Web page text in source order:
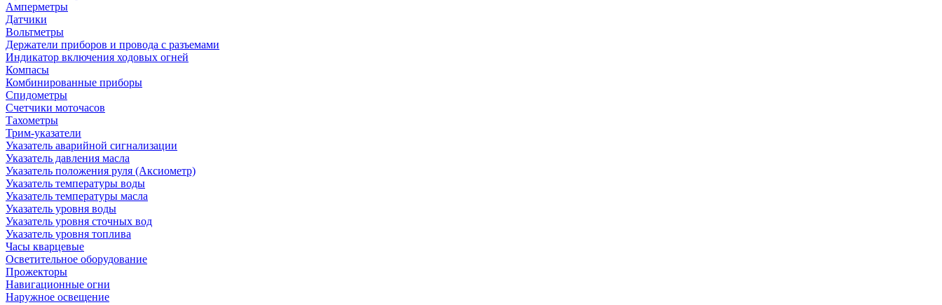
Амперметры
Датчики
Вольтметры
Держатели приборов и провода с разъемами
Индикатор включения ходовых огней
Компасы
Комбинированные приборы
Спидометры
Счетчики моточасов
Тахометры
Трим-указатели
Указатель аварийной сигнализации
Указатель давления масла
Указатель положения руля (Аксиометр)
Указатель температуры воды
Указатель температуры масла
Указатель уровня воды
Указатель уровня сточных вод
Указатель уровня топлива
Часы кварцевые
Осветительное оборудование
Прожекторы
Навигационные огни
Наружное освещение